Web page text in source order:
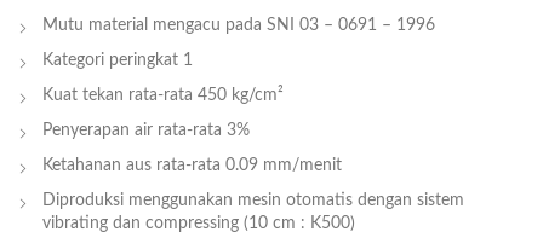
Mutu material mengacu pada SNI 03 – 0691 – 1996
Kategori peringkat 1
Kuat tekan rata-rata 450 kg/cm²
Penyerapan air rata-rata 3%
Ketahanan aus rata-rata 0.09 mm/menit
Diproduksi menggunakan mesin otomatis dengan sistem
vibrating dan compressing (10 cm : K500)